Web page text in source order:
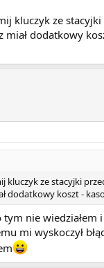
kluczyk ze
miał dodatkowy
kluczyk ze stacyjki
dodatkowy koszt -
tym nie wiedziałem
mi wyskoczył